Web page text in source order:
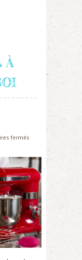
À
fermés